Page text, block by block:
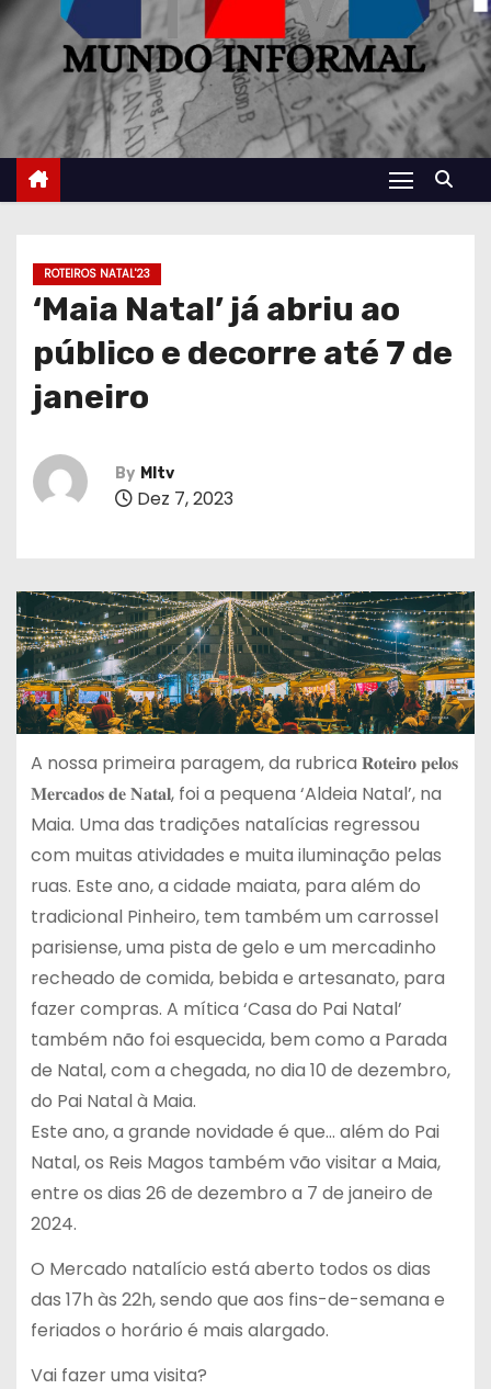
ROTEIROS NATAL'23
‘Maia Natal’ já abriu ao
público e decorre até 7 de
janeiro
By MItv
Dez 7, 2023
A nossa primeira paragem, da rubrica 𝐑𝐨𝐭𝐞𝐢𝐫𝐨 𝐩𝐞𝐥𝐨𝐬
𝐌𝐞𝐫𝐜𝐚𝐝𝐨𝐬 𝐝𝐞 𝐍𝐚𝐭𝐚𝐥, foi a pequena ‘Aldeia Natal’, na
Maia. Uma das tradições natalícias regressou
com muitas atividades e muita iluminação pelas
ruas. Este ano, a cidade maiata, para além do
tradicional Pinheiro, tem também um carrossel
parisiense, uma pista de gelo e um mercadinho
recheado de comida, bebida e artesanato, para
fazer compras. A mítica ‘Casa do Pai Natal’
também não foi esquecida, bem como a Parada
de Natal, com a chegada, no dia 10 de dezembro,
do Pai Natal à Maia.
Este ano, a grande novidade é que… além do Pai
Natal, os Reis Magos também vão visitar a Maia,
entre os dias 26 de dezembro a 7 de janeiro de
2024.
O Mercado natalício está aberto todos os dias
das 17h às 22h, sendo que aos fins-de-semana e
feriados o horário é mais alargado.
Vai fazer uma visita?